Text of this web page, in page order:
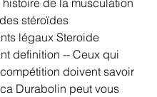
stéroïdes
légaux Steroide
definition -- Ceux qui
doivent savoir
Durabolin peut vous